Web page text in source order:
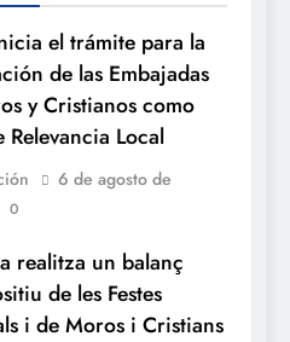
el trámite para la
de las Embajadas
y Cristianos como
Relevancia Local
6 de agosto de
0
realitza un balanç
de les Festes
i de Moros i Cristians